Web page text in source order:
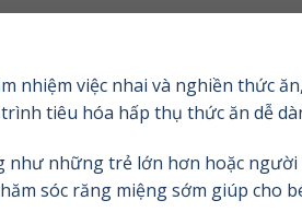
nhiệm việc nhai và nghiền thức
tiêu hóa hấp thụ thức ăn dễ
như những trẻ lớn hơn hoặc
sóc răng miệng sớm giúp cho